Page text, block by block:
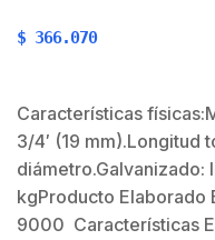
$ 366.070
Características
3/4′ (19 mm).Longitud
diámetro.Galvanizado:
kgProducto Elaborado
9000 Características